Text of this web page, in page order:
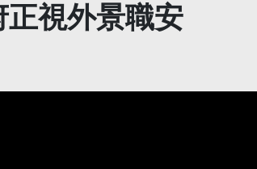
視外景職安